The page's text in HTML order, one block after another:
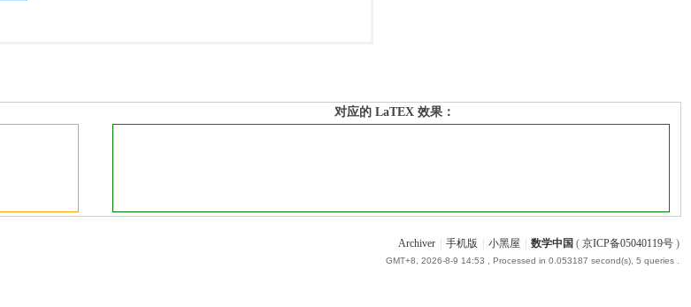
对应的 LaTEX 效果：
Archiver 手机版 小黑屋 数学中国 ( 京ICP备05040119号)
GMT+8, 2026-8-9 14:53 , Processed in 0.053187 second(s), 5 queries .